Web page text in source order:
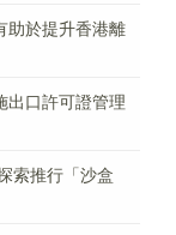
助於提升香港離
出口許可證管理
索推行「沙盒